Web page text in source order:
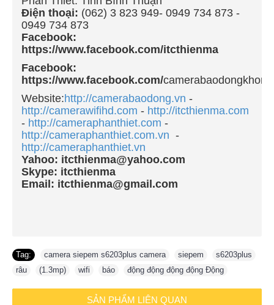
Điện thoại: (062) 3 823 949- 0949 734 873 -
0949 734 873
Facebook:
https://www.facebook.com/itcthienma
Facebook:
https://www.facebook.com/
Website:http://camerabaodong.vn -
http://camerawifihd.com - http://itcthienma.com
- http://cameraphanthiet.com -
http://cameraphanthiet.com.vn -
http://cameraphanthiet.vn
Yahoo: itcthienma@yahoo.com
Skype: itcthienma
Email: itcthienma@gmail.com
Tag: camera siepem s6203plus camera siepem s6203plus
râu
(1.3mp) wifi báo động động động động Động
SẢN PHẨM LIÊN QUAN